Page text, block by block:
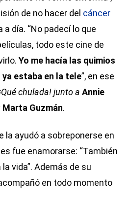
de no hacer del cáncer
día. “No padecí lo que
todo este cine de
Yo me hacía las quimios
ya estaba en la tele”, en ese
chulada! junto a Annie
Marta Guzmán.
la ayudó a sobreponerse en
fue enamorarse: “También
vida”. Además de su
en todo momento